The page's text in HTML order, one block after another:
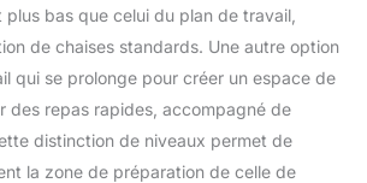
bas que celui du plan de travail,
de chaises standards. Une autre option
qui se prolonge pour créer un espace de
des repas rapides, accompagné de
distinction de niveaux permet de
la zone de préparation de celle de